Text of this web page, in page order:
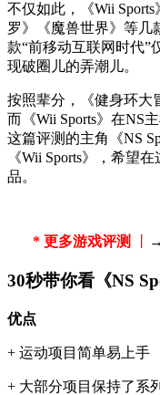
不仅如此，《Wii
罗》《魔兽世界》等几
款“前移动互联网时代”
现破圈儿的弄潮儿。
按照辈分，《健身环大
而《Wii Sports》在NS
这篇评测的主角《NS
《Wii Sports》，希望
品。
* 更多游戏评测 →
30秒带你看《NS
优点
+ 运动项目简单易上手
+ 大部分项目保持了系